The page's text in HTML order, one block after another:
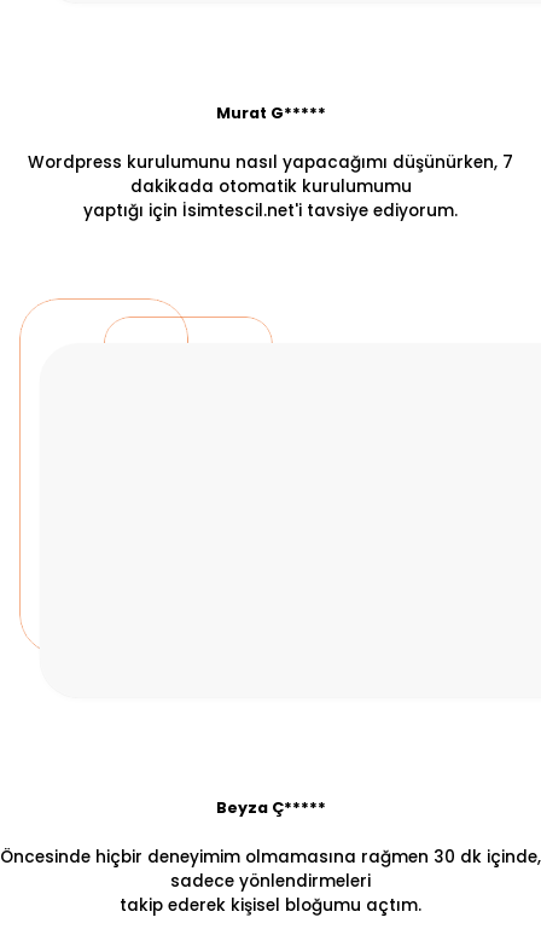
Murat G*****
Wordpress kurulumunu nasıl yapacağımı düşünürken, 7
dakikada otomatik kurulumumu
yaptığı için İsimtescil.net'i tavsiye ediyorum.
Beyza Ç*****
Öncesinde hiçbir deneyimim olmamasına rağmen 30 dk içinde,
sadece yönlendirmeleri
takip ederek kişisel bloğumu açtım.